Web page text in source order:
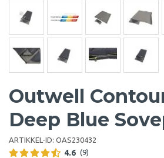
Outwell
Deep Blue
ARTIKKEL-ID: OAS230432
4.6 (9)